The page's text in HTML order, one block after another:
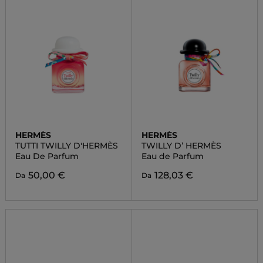
HERMÈS
TUTTI TWILLY D'HERMÈS
Eau De Parfum
Da 50,00 €
HERMÈS
TWILLY D’ HERMÈS
Eau de Parfum
Da 128,03 €